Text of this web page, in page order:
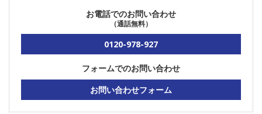
お電話でのお問い合わせ
（通話無料）
0120-978-927
フォームでのお問い合わせ
お問い合わせフォーム